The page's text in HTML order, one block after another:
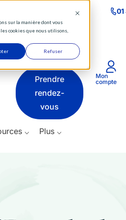
sur la manière dont vous
cookies que nous utilisons,
Refuser
Actifs
⌵
Ressources
les produits
Prendre
rendez-
vous
Mon
compte
⌵ Plus ⌵